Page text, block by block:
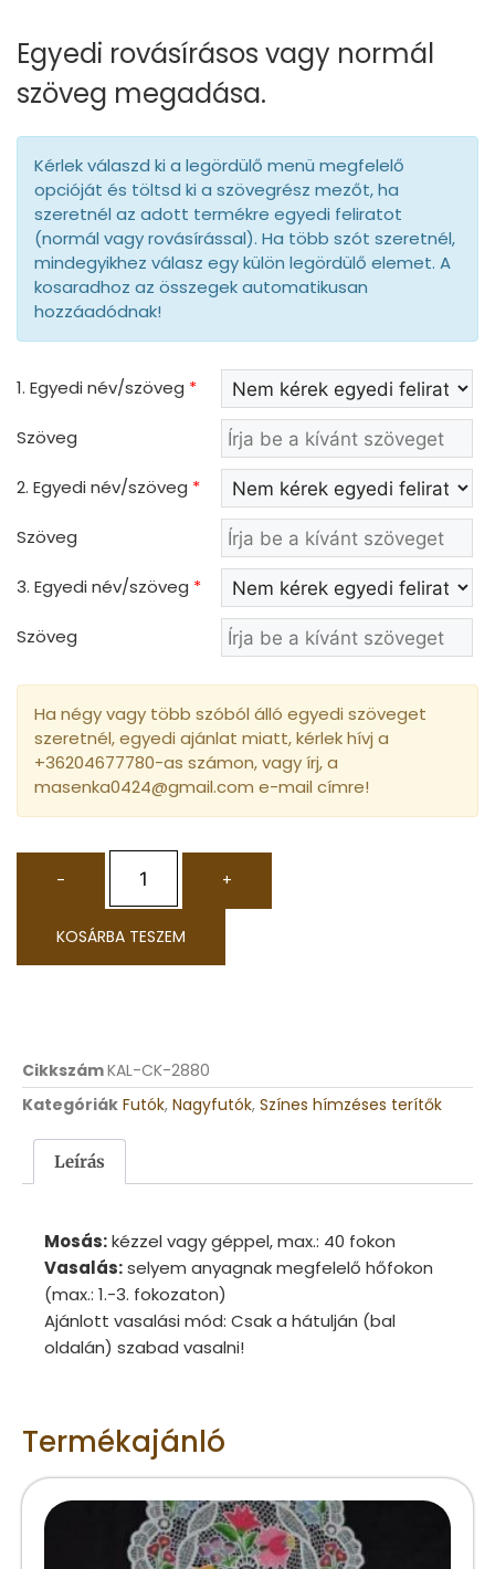
Egyedi rovásírásos vagy normál
szöveg megadása.
Kérlek válaszd ki a legördülő menü megfelelő
opcióját és töltsd ki a szövegrész mezőt, ha
szeretnél az adott termékre egyedi feliratot
(normál vagy rovásírással). Ha több szót szeretnél,
mindegyikhez válasz egy külön legördülő elemet. A
kosaradhoz az összegek automatikusan
hozzáadódnak!
1. Egyedi név/szöveg *
Szöveg
2. Egyedi név/szöveg *
Szöveg
3. Egyedi név/szöveg *
Szöveg
Ha négy vagy több szóból álló egyedi szöveget
szeretnél, egyedi ajánlat miatt, kérlek hívj a
+36204677780-as számon, vagy írj, a
masenka0424@gmail.com e-mail címre!
- +
KOSÁRBA TESZEM
CikkszámKAL-CK-2880
Kategóriák Futók, Nagyfutók, Színes hímzéses terítők
Leírás
Mosás:kézzel vagy géppel, max.: 40 fokon
Vasalás:selyem anyagnak megfelelő hőfokon
(max.: 1.-3. fokozaton)
Ajánlott vasalási mód: Csak a hátulján (bal
oldalán) szabad vasalni!
Termékajánló